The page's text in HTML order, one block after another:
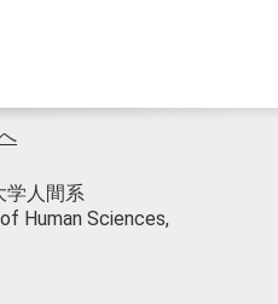
学人間系
Human Sciences,